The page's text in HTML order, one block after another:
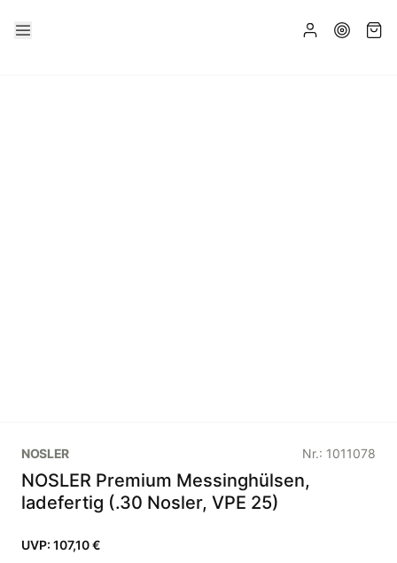
NOSLER Nr.: 1011078
NOSLER Premium Messinghülsen,
ladefertig (.30 Nosler, VPE 25)
UVP: 107,10 €